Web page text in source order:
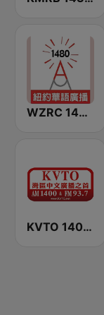
WZRC 1480 AM
KVTO 1400 AM